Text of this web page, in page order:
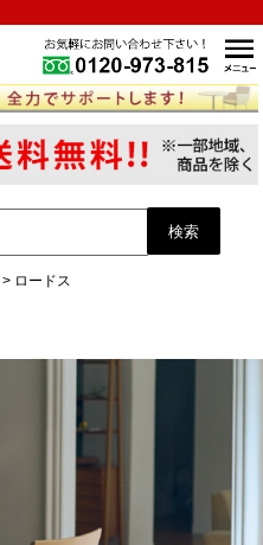
ロードス